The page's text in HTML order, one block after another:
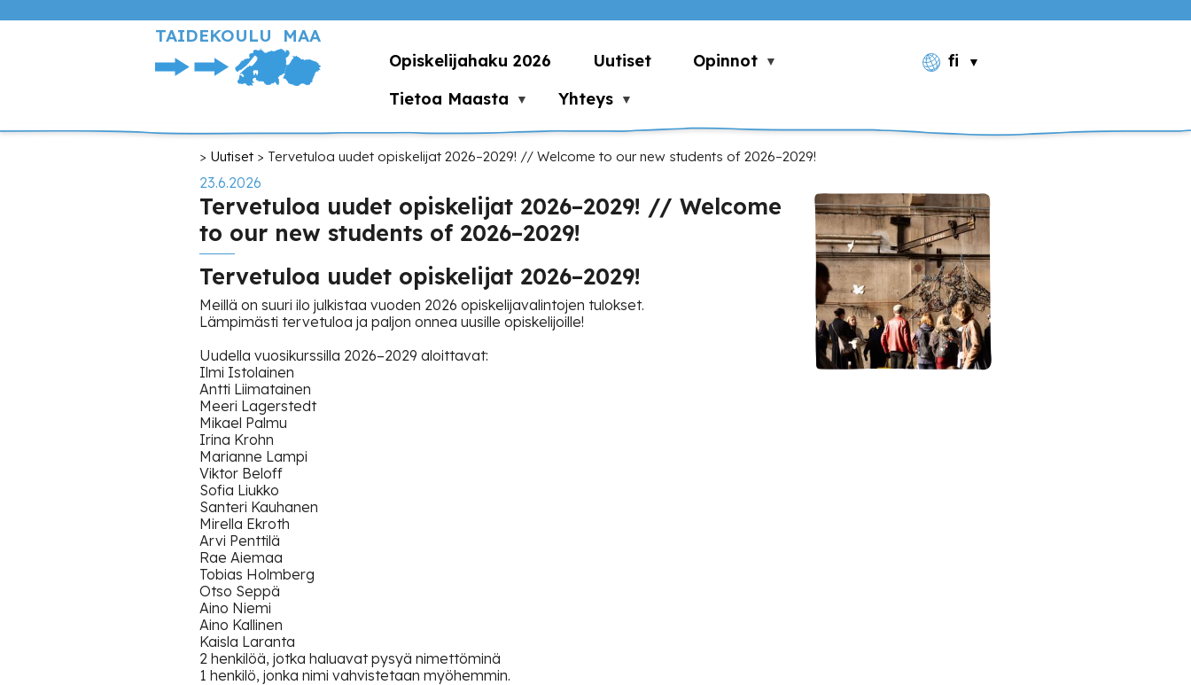
TAIDEKOULU MAA
Opiskelijahaku 2026 Uutiset
Opinnot
Tietoa Maasta
Yhteys
fi
Murupolku
Uutiset Tervetuloa uudet opiskelijat 2026–2029! // Welcome to our new students of 2026–2029!
23.6.2026
Tervetuloa uudet opiskelijat 2026–2029! // Welcome
to our new students of 2026–2029!
Tervetuloa uudet opiskelijat 2026–2029!
Meillä on suuri ilo julkistaa vuoden 2026 opiskelijavalintojen tulokset.
Lämpimästi tervetuloa ja paljon onnea uusille opiskelijoille!
Uudella vuosikurssilla 2026–2029 aloittavat:
Ilmi Istolainen
Antti Liimatainen
Meeri Lagerstedt
Mikael Palmu
Irina Krohn
Marianne Lampi
Viktor Beloff
Sofia Liukko
Santeri Kauhanen
Mirella Ekroth
Arvi Penttilä
Rae Aiemaa
Tobias Holmberg
Otso Seppä
Aino Niemi
Aino Kallinen
Kaisla Laranta
2 henkilöä, jotka haluavat pysyä nimettöminä
1 henkilö, jonka nimi vahvistetaan myöhemmin.